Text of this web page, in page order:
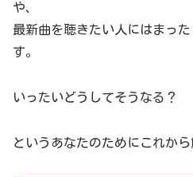
や、
最新曲を聴きたい人にはまっ
す。
いったいどうしてそうなる？
というあなたのためにこれから